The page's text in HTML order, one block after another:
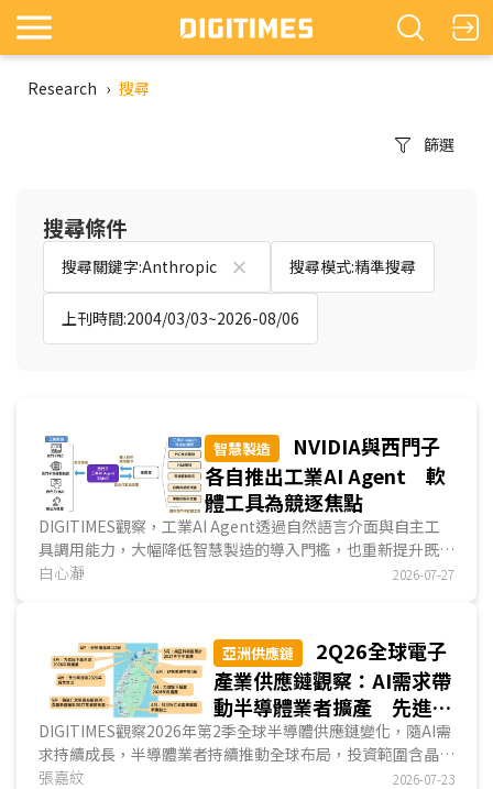
Research › 搜尋
篩選
搜尋條件
搜尋關鍵字:Anthropic 搜尋模式:精準搜尋
上刊時間:2004/03/03~2026-08/06
智慧製造
NVIDIA與西門子
各自推出工業AI Agent 軟
體工具為競逐焦點
DIGITIMES觀察，工業AI Agent透過自然語言介面與自主工
具調用能力，大幅降低智慧製造的導入門檻，也重新提升既有
工業軟體的使用效率。NVIDIA與西門子分別憑藉不同...
白心瀞 2026-07-27
亞洲供應鏈
2Q26全球電子
產業供應鏈觀察：AI需求帶
動半導體業者擴產 先進封
裝、記憶體與上游材料設備
皆同步布局
DIGITIMES觀察2026年第2季全球半導體供應鏈變化，隨AI需
求持續成長，半導體業者持續推動全球布局，投資範圍含晶圓
代工、記憶體、先進封裝等領域，反映半導體上下游業者為因
張嘉紋 2026-07-23